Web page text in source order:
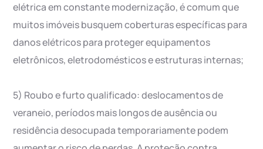
elétrica em constante modernização, é comum que
muitos imóveis busquem coberturas específicas para
danos elétricos para proteger equipamentos
eletrônicos, eletrodomésticos e estruturas internas;
5) Roubo e furto qualificado: deslocamentos de
veraneio, períodos mais longos de ausência ou
residência desocupada temporariamente podem